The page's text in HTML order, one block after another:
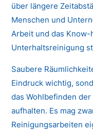
über längere
Menschen und
Arbeit und das
Unterhaltsreinigung
Saubere
Eindruck wichtig,
das Wohlbefinden
aufhalten. Es mag
Reinigungsarbeiten